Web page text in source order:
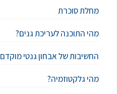
מחלת סוכרת
מהי התוכנה לעריכת גנים?
החשיבות של אבחון גנטי מוקדם
מהי גלקטוזמיה?